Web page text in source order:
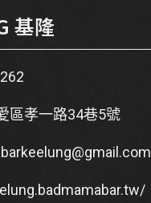
基隆
區孝一路34巷5號